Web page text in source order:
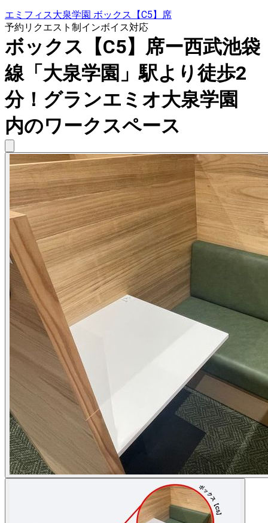
エミフィス大泉学園 ボックス【C5】席
予約リクエスト制インボイス対応
ボックス【C5】席ー西武池袋
線「大泉学園」駅より徒歩2
分！グランエミオ大泉学園
内のワークスペース